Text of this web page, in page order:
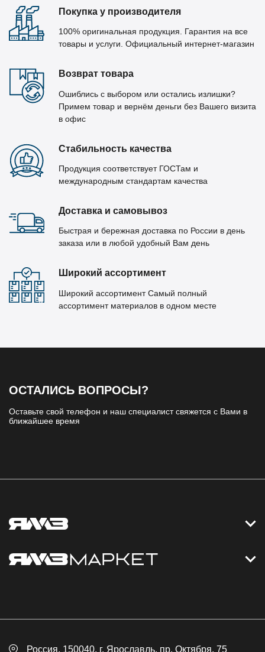
Покупка у производителя
100% оригинальная продукция. Гарантия на все
товары и услуги. Официальный интернет-магазин
Возврат товара
Ошиблись с выбором или остались излишки?
Примем товар и вернём деньги без Вашего визита
в офис
Стабильность качества
Продукция соответствует ГОСТам и
международным стандартам качества
Доставка и самовывоз
Быстрая и бережная доставка по России в день
заказа или в любой удобный Вам день
Широкий ассортимент
Широкий ассортимент Самый полный
ассортимент материалов в одном месте
ОСТАЛИСЬ ВОПРОСЫ?
Оставьте свой телефон и наш специалист свяжется с Вами в
ближайшее время
Контакты
Россия, 150040, г. Ярославль, пр. Октября, 75